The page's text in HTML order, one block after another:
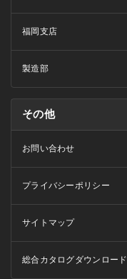
福岡支店
製造部
その他
お問い合わせ
プライバシーポリシー
サイトマップ
総合カタログダウンロード